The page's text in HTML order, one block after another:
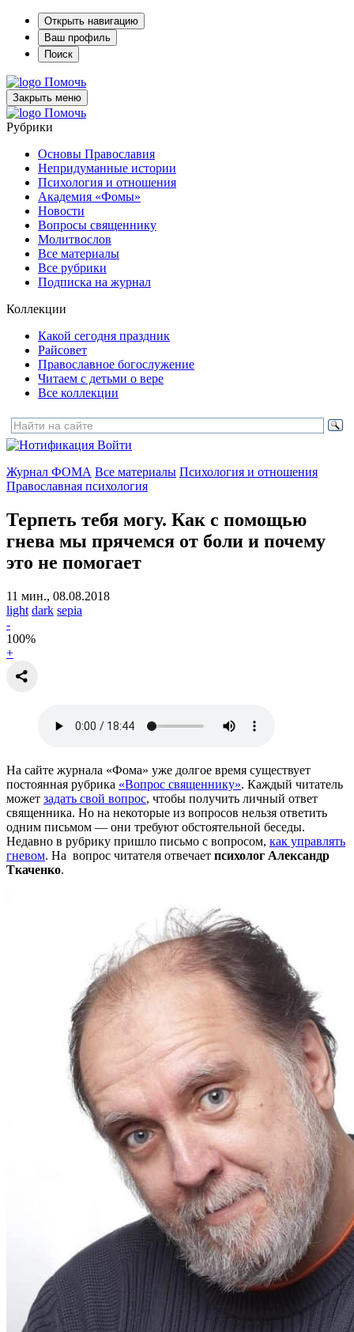
Открыть навигацию
Ваш профиль
Поиск
Помочь
Закрыть меню
Помочь
Рубрики
Основы Православия
Непридуманные истории
Психология и отношения
Академия «Фомы»
Новости
Вопросы священнику
Молитвослов
Все материалы
Все рубрики
Подписка на журнал
Коллекции
Какой сегодня праздник
Райсовет
Православное богослужение
Читаем с детьми о вере
Все коллекции
Войти
Журнал ФОМА Все материалы Психология и отношения
Православная психология
Терпеть тебя могу. Как с помощью
гнева мы прячемся от боли и почему
это не помогает
11 мин., 08.08.2018
light dark sepia
-
100%
+
На сайте журнала «Фома» уже долгое время существует
постоянная рубрика «Вопрос священнику». Каждый читатель
может задать свой вопрос, чтобы получить личный ответ
священника. Но на некоторые из вопросов нельзя ответить
одним письмом — они требуют обстоятельной беседы.
Недавно в рубрику пришло письмо с вопросом, как управлять
гневом. На вопрос читателя отвечает психолог Александр
Ткаченко.